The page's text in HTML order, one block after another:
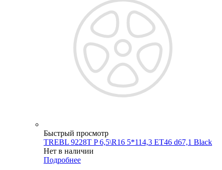
Быстрый просмотр
TREBL 9228T P 6,5\R16 5*114,3 ET46 d67,1 Black
Нет в наличии
Подробнее